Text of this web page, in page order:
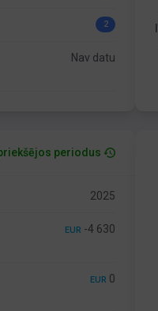
2
Nav datu
periodus
2025
EUR -4 630
EUR 0